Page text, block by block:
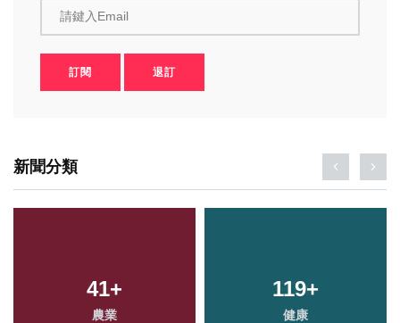
請鍵入Email
訂閱 退訂
新聞分類
41+
農業
119+
健康